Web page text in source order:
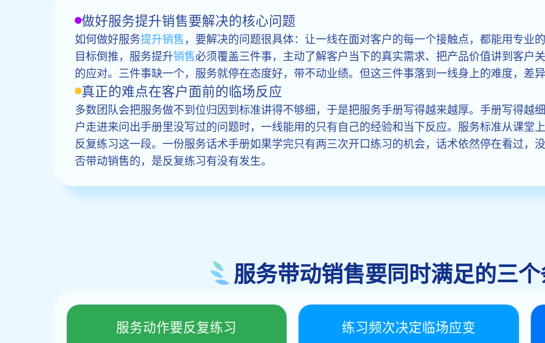
做好服务提升销售要解决的核心问题
如何做好服务提升销售，要解决的问题很具体：让一线在面对客户的每一个接触点，都能用专业
目标倒推，服务提升销售必须覆盖三件事，主动了解客户当下的真实需求、把产品价值讲到客户
的应对。三件事缺一个，服务就停在态度好，带不动业绩。但这三件事落到一线身上的难度，差
真正的难点在客户面前的临场反应
多数团队会把服务做不到位归因到标准讲得不够细，于是把服务手册写得越来越厚。手册写得越
户走进来问出手册里没写过的问题时，一线能用的只有自己的经验和当下反应。服务标准从课堂
反复练习这一段。一份服务话术手册如果学完只有两三次开口练习的机会，话术依然停在看过，
否带动销售的，是反复练习有没有发生。
服务带动销售要同时满足的三
服务动作要反复练习 练习频次决定临场应变